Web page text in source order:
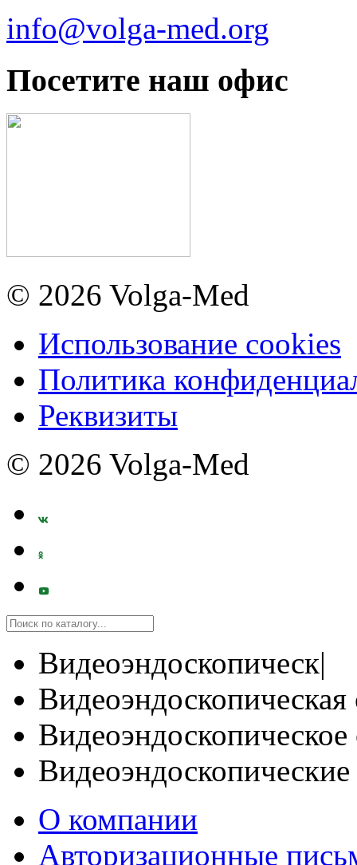
info@volga-med.org
Посетите наш офис
© 2026 Volga-Med
Использование cookies
Политика
Реквизиты
© 2026 Volga-Med
Видеоэндоскопическ|
Видеоэндоскопическая
О компании
Авторизационные